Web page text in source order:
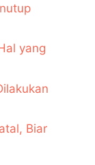
yang
Biar